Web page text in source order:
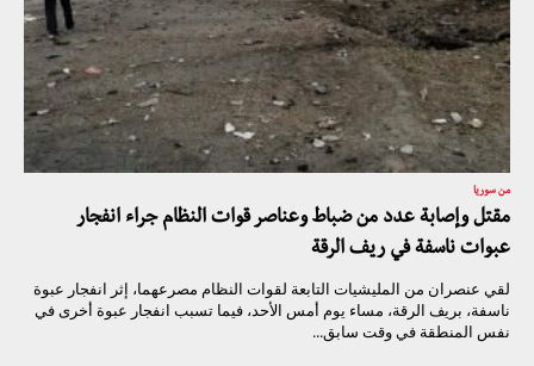
من سوريا
مقتل وإصابة عدد من ضباط وعناصر قوات النظام جراء انفجار
عبوات ناسفة في ريف الرقة
لقي عنصران من المليشيات التابعة لقوات النظام مصرعهما، إثر انفجار عبوة
ناسفة، بريف الرقة، مساء يوم أمس الأحد، فيما تسبب انفجار عبوة أخرى في
نفس المنطقة في وقت سابق...